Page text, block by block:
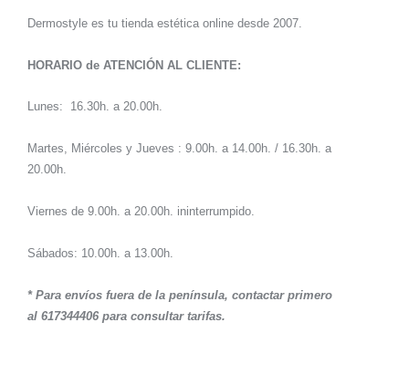
Dermostyle es tu tienda estética online desde 2007.
HORARIO de ATENCIÓN AL CLIENTE:
Lunes: 16.30h. a 20.00h.
Martes, Miércoles y Jueves : 9.00h. a 14.00h. / 16.30h. a
20.00h.
Viernes de 9.00h. a 20.00h. ininterrumpido.
Sábados: 10.00h. a 13.00h.
* Para envíos fuera de la península, contactar primero
al 617344406 para consultar tarifas.